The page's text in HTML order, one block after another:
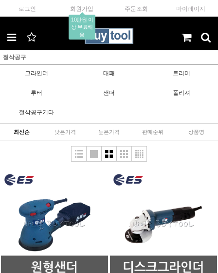
로그인 회원가입
10만원 이
상 무료배
송
주문조회 마이페이지
절삭공구
그라인더 대패 트리머
루터 샌더 폴리셔
절삭공구기타
최신순 낮은가격 높은가격 판매순위 상품명